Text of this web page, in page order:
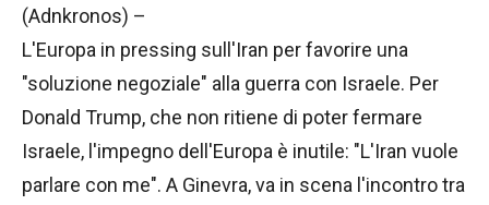
(Adnkronos) –
L'Europa in pressing sull'Iran per favorire una
"soluzione negoziale" alla guerra con Israele. Per
Donald Trump, che non ritiene di poter fermare
Israele, l'impegno dell'Europa è inutile: "L'Iran vuole
parlare con me". A Ginevra, va in scena l'incontro tra